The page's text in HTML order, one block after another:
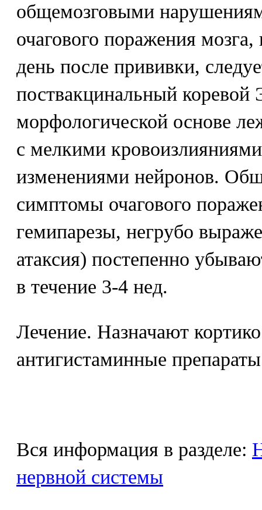
общемозговыми
очагового поражения
день после прививки,
поствакцинальный коревой
морфологической основе
с мелкими
изменениями нейронов.
симптомы очагового
гемипарезы, негрубо
атаксия) постепенно
в течение 3-4 нед.
Лечение. Назначают
антигистаминные
Вся информация в разделе:
нервной системы